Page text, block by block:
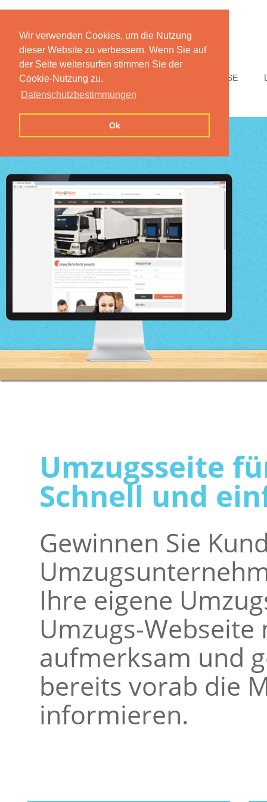
Wir verwenden Cookies, um die Nutzung
dieser Website zu verbessern. Wenn Sie auf
der Seite weitersurfen stimmen Sie der
Cookie-Nutzung zu.
Datenschutzbestimmungen
Ok
HOME PREISE
Umzugsseite
Schnell und
Gewinnen Sie
Ihre eigene
Umzugs-Webseite
aufmerksam und
bereits vorab die
informieren.